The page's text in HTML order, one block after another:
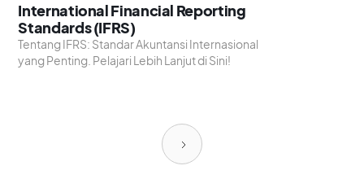
International Financial Reporting
Standards (IFRS)
Tentang IFRS: Standar Akuntansi Internasional
yang Penting. Pelajari Lebih Lanjut di Sini!